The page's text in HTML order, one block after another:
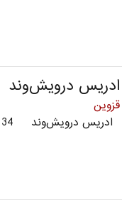
ادریس درویش‌وند
قزوین
ادریس درویش‌وند 34 ساله ...